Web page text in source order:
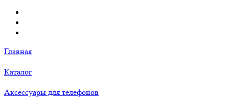
Главная
Каталог
Аксессуары для телефонов